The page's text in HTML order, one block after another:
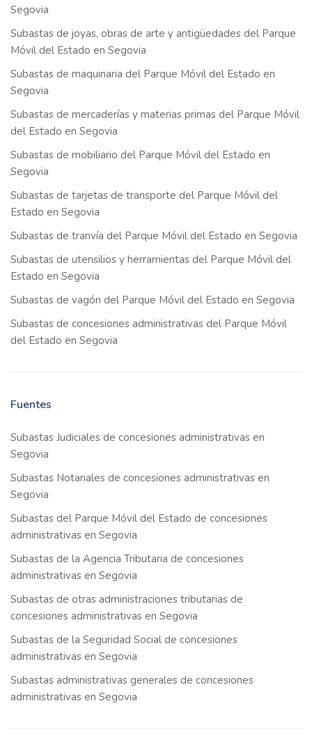
Segovia
Subastas de joyas, obras de arte y antigüedades del Parque
Móvil del Estado en Segovia
Subastas de maquinaria del Parque Móvil del Estado en
Segovia
Subastas de mercaderías y materias primas del Parque Móvil
del Estado en Segovia
Subastas de mobiliario del Parque Móvil del Estado en
Segovia
Subastas de tarjetas de transporte del Parque Móvil del
Estado en Segovia
Subastas de tranvía del Parque Móvil del Estado en Segovia
Subastas de utensilios y herramientas del Parque Móvil del
Estado en Segovia
Subastas de vagón del Parque Móvil del Estado en Segovia
Subastas de concesiones administrativas del Parque Móvil
del Estado en Segovia
Fuentes
Subastas Judiciales de concesiones administrativas en
Segovia
Subastas Notariales de concesiones administrativas en
Segovia
Subastas del Parque Móvil del Estado de concesiones
administrativas en Segovia
Subastas de la Agencia Tributaria de concesiones
administrativas en Segovia
Subastas de otras administraciones tributarias de
concesiones administrativas en Segovia
Subastas de la Seguridad Social de concesiones
administrativas en Segovia
Subastas administrativas generales de concesiones
administrativas en Segovia